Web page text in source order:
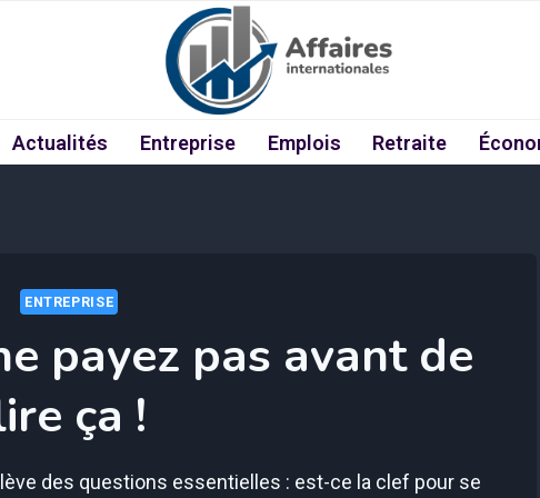
Actualités Entreprise Emplois Retraite
ENTREPRISE
payez pas avant de
ça !
des questions essentielles : est-ce la clef pour se